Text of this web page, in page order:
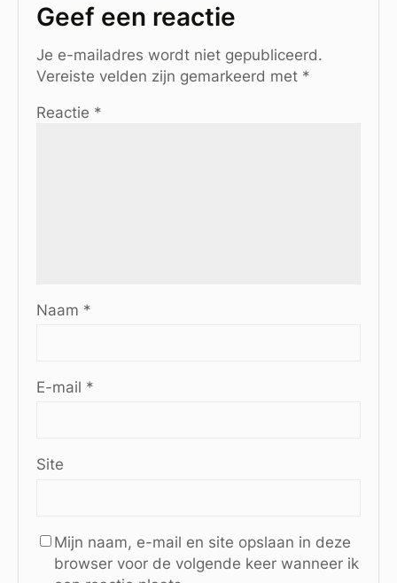
Geef een reactie
Je e-mailadres wordt niet gepubliceerd.
Vereiste velden zijn gemarkeerd met *
Reactie *
Naam *
E-mail *
Site
Mijn naam, e-mail en site opslaan in deze
browser voor de volgende keer wanneer ik